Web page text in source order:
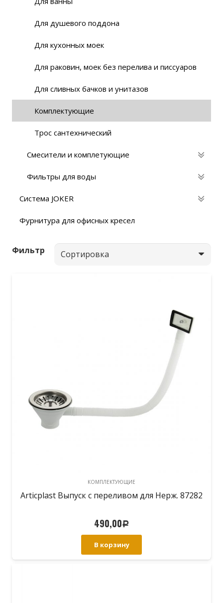
Для душевого поддона
Для кухонных моек
Для раковин, моек без перелива и писсуаров
Для сливных бачков и унитазов
Комплектующие
Трос сантехнический
Смесители и комплетующие
Фильтры для воды
Система JOKER
Фурнитура для офисных кресел
Фильтр
КОМПЛЕКТУЮЩИЕ
Articplast Выпуск с переливом для Нерж. 87282
490,00Р
В корзину